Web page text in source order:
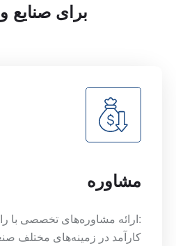
برای صنایع و
مشاوره
:ارائه مشاوره‌های تخصصی با
کارآمد در زمینه‌های مختلف